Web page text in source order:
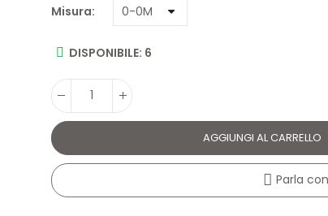
Misura
DISPONIBILE: 6
AGGIUNGI AL CARRELLO
Parla